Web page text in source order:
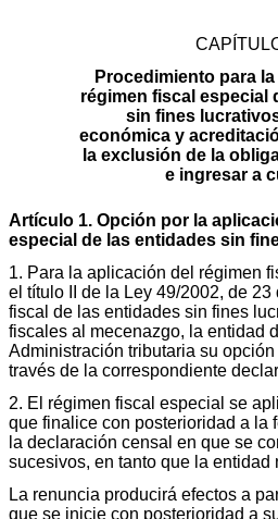
CAPÍTULO
Procedimiento para
régimen fiscal especial
sin fines
económica y
la exclusión de la
e ingresar a
Artículo 1. Opción por la
especial de las entidades sin
1. Para la aplicación del régimen
el título II de la Ley 49/2002, de
fiscal de las entidades sin fines
fiscales al mecenazgo, la entidad
Administración tributaria su
través de la correspondiente
2. El régimen fiscal especial se
que finalice con posterioridad a la
la declaración censal en que se
sucesivos, en tanto que la entidad
La renuncia producirá efectos a
que se inicie con posterioridad a